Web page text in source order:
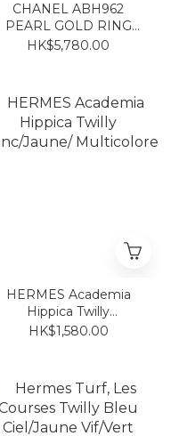
CHANEL ABH962
PEARL GOLD RING
SIZE 54
HK$5,780.00
HERMES Academia
Hippica Twilly
Blanc/Jaune/ Multicolore
HK$1,580.00